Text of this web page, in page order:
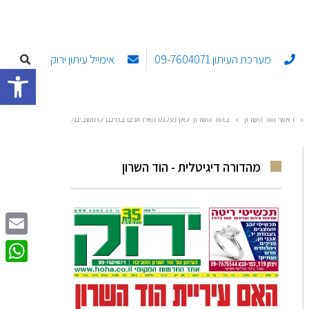
פתח מערכת העיתון 09-7604071 אימייל עיתון ירוק
» ראשי הוד השרון » בהוד השרון: לאן נעלמו האירועים בחינם לתושבים?
מהדורה דיגיטלית - הוד השרון